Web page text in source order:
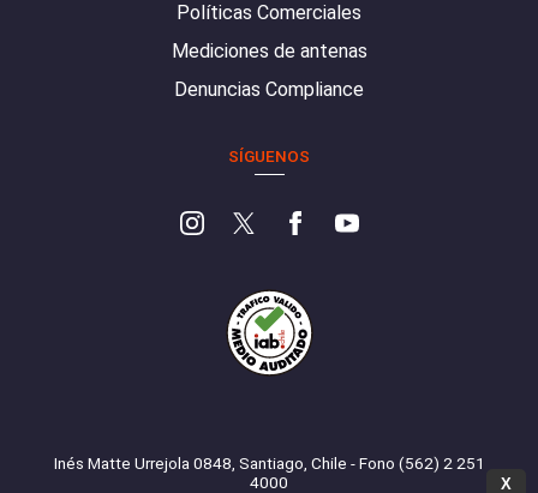
Políticas Comerciales
Mediciones de antenas
Denuncias Compliance
SÍGUENOS
Inés Matte Urrejola 0848, Santiago, Chile - Fono (562) 2 251
4000
X